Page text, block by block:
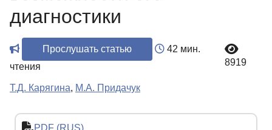
диагностики
Прослушать статью
42 мин.
чтения
8919
Т.Д. Карягина, М.А. Придачук
PDF (RUS)